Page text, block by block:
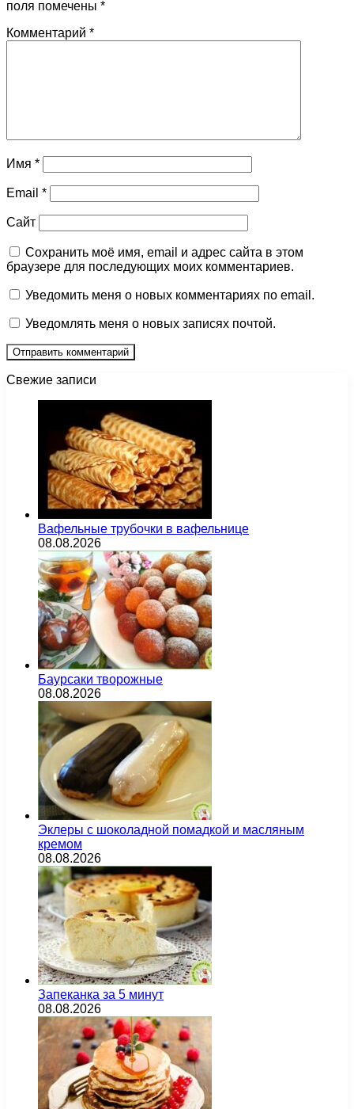
поля помечены *
Комментарий *
Имя *
Email *
Сайт
Сохранить моё имя, email и адрес сайта в этом
браузере для последующих моих комментариев.
Уведомить меня о новых комментариях по email.
Уведомлять меня о новых записях почтой.
Свежие записи
Вафельные трубочки в вафельнице
08.08.2026
Баурсаки творожные
08.08.2026
Эклеры с шоколадной помадкой и масляным
кремом
08.08.2026
Запеканка за 5 минут
08.08.2026